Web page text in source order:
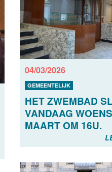
04/03/2026
GEMEENTELIJK
HET ZWEMBAD
VANDAAG
MAART OM 16U.